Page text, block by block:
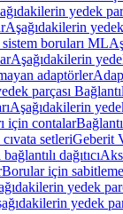
yedek
Aşağıdakilerin
sistem boruları ML
Aşağıdakilerin
adaptörler
parçası
Aşağıdakilerin
için contalar
setleriGeberit
dağıtıcı
Borular için
yedek
yedek